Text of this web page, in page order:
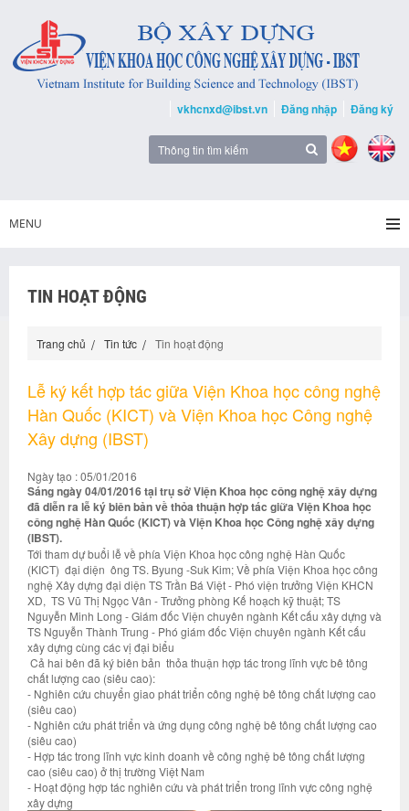
vkhcnxd@ibst.vn Đăng nhập Đăng ký
MENU
TIN HOẠT ĐỘNG
Trang chủ Tin tức Tin hoạt động
Lễ ký kết hợp tác giữa Viện Khoa học công nghệ
Hàn Quốc (KICT) và Viện Khoa học Công nghệ
Xây dựng (IBST)
Ngày tạo : 05/01/2016
Sáng ngày 04/01/2016 tại trụ sở Viện Khoa học công nghệ xây dựng
đã diễn ra lễ ký biên bản về thỏa thuận hợp tác giữa Viện Khoa học
công nghệ Hàn Quốc (KICT) và Viện Khoa học Công nghệ xây dựng
(IBST).
Tới tham dự buổi lễ về phía Viện Khoa học công nghệ Hàn Quốc
(KICT) đại diện ông TS. Byung -Suk Kim; Về phía Viện Khoa học công
nghệ Xây dựng đại diện TS Trần Bá Việt - Phó viện trưởng Viện KHCN
XD, TS Vũ Thị Ngọc Vân - Trưởng phòng Kế hoạch kỹ thuật; TS
Nguyễn Minh Long - Giám đốc Viện chuyên ngành Kết cấu xây dựng và
TS Nguyễn Thành Trung - Phó giám đốc Viện chuyên ngành Kết cấu
xây dựng cùng các vị đại biểu
Cả hai bên đã ký biên bản thỏa thuận hợp tác trong lĩnh vực bê tông
chất lượng cao (siêu cao):
- Nghiên cứu chuyển giao phát triển công nghệ bê tông chất lượng cao
(siêu cao)
- Nghiên cứu phát triển và ứng dụng công nghệ bê tông chất lượng cao
(siêu cao)
- Hợp tác trong lĩnh vực kinh doanh về công nghệ bê tông chất lượng
cao (siêu cao) ở thị trường Việt Nam
- Hoạt động hợp tác nghiên cứu và phát triển trong lĩnh vực công nghệ
xây dựng